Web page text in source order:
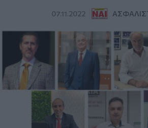
07.11.2022